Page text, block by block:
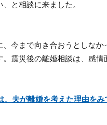
と相談に来ました。
、今まで向き合おうとしな
。震災後の離婚相談は、感
、夫が離婚を考えた理由を